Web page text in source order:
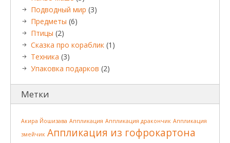
Подводный мир (3)
Предметы (6)
Птицы (2)
Сказка про кораблик (1)
Техника (3)
Упаковка подарков (2)
Метки
Акира Йошизава Аппликация Аппликация дракончик Аппликация
змейчик Аппликация из гофрокартона